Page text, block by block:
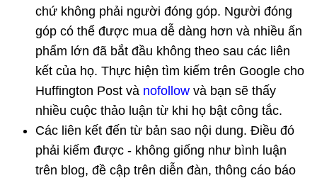
chứ không phải người đóng góp. Người đóng
góp có thể được mua dễ dàng hơn và nhiều ấn
phẩm lớn đã bắt đầu không theo sau các liên
kết của họ. Thực hiện tìm kiếm trên Google cho
Huffington Post và nofollow và bạn sẽ thấy
nhiều cuộc thảo luận từ khi họ bật công tắc.
Các liên kết đến từ bản sao nội dung. Điều đó
phải kiếm được - không giống như bình luận
trên blog, đề cập trên diễn đàn, thông cáo báo